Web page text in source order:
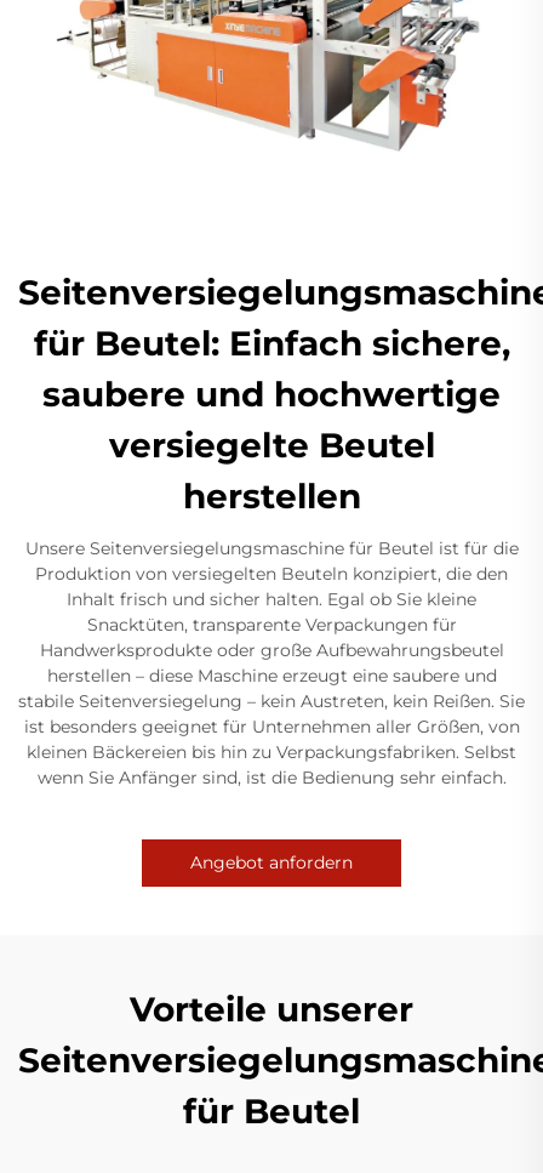
für Beutel: Einfach sichere,
saubere und hochwertige
versiegelte Beutel
herstellen
Unsere Seitenversiegelungsmaschine für Beutel ist für die
Produktion von versiegelten Beuteln konzipiert, die den
Inhalt frisch und sicher halten. Egal ob Sie kleine
Snacktüten, transparente Verpackungen für
Handwerksprodukte oder große Aufbewahrungsbeutel
herstellen – diese Maschine erzeugt eine saubere und
stabile Seitenversiegelung – kein Austreten, kein Reißen. Sie
ist besonders geeignet für Unternehmen aller Größen, von
kleinen Bäckereien bis hin zu Verpackungsfabriken. Selbst
wenn Sie Anfänger sind, ist die Bedienung sehr einfach.
Angebot anfordern
Vorteile unserer
für Beutel